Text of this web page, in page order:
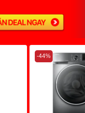
-44%